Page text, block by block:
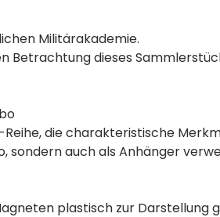
Militärakademie.
Betrachtung dieses
die charakteristische
auch als Anhänger
plastisch zur Darstellung